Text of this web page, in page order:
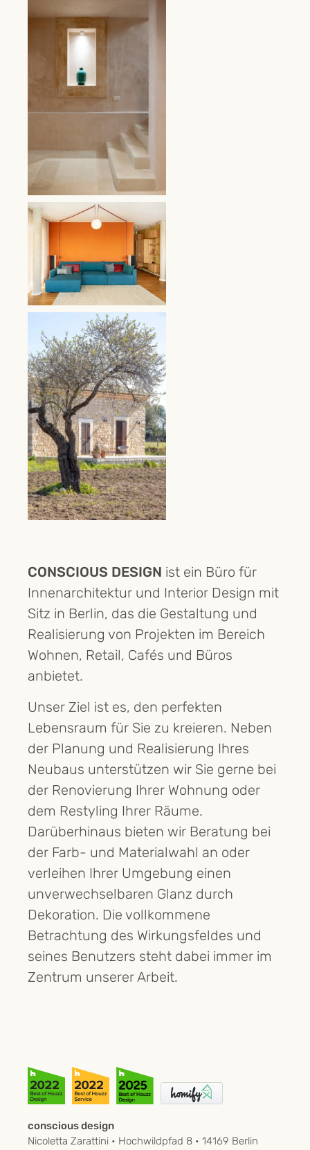
CONSCIOUS DESIGN ist ein Büro für
Innenarchitektur und Interior Design mit
Sitz in Berlin, das die Gestaltung und
Realisierung von Projekten im Bereich
Wohnen, Retail, Cafés und Büros
anbietet.
Unser Ziel ist es, den perfekten
Lebensraum für Sie zu kreieren. Neben
der Planung und Realisierung Ihres
Neubaus unterstützen wir Sie gerne bei
der Renovierung Ihrer Wohnung oder
dem Restyling Ihrer Räume.
Darüberhinaus bieten wir Beratung bei
der Farb- und Materialwahl an oder
verleihen Ihrer Umgebung einen
unverwechselbaren Glanz durch
Dekoration. Die vollkommene
Betrachtung des Wirkungsfeldes und
seines Benutzers steht dabei immer im
Zentrum unserer Arbeit.
conscious design
Nicoletta Zarattini • Hochwildpfad 8 • 14169 Berlin